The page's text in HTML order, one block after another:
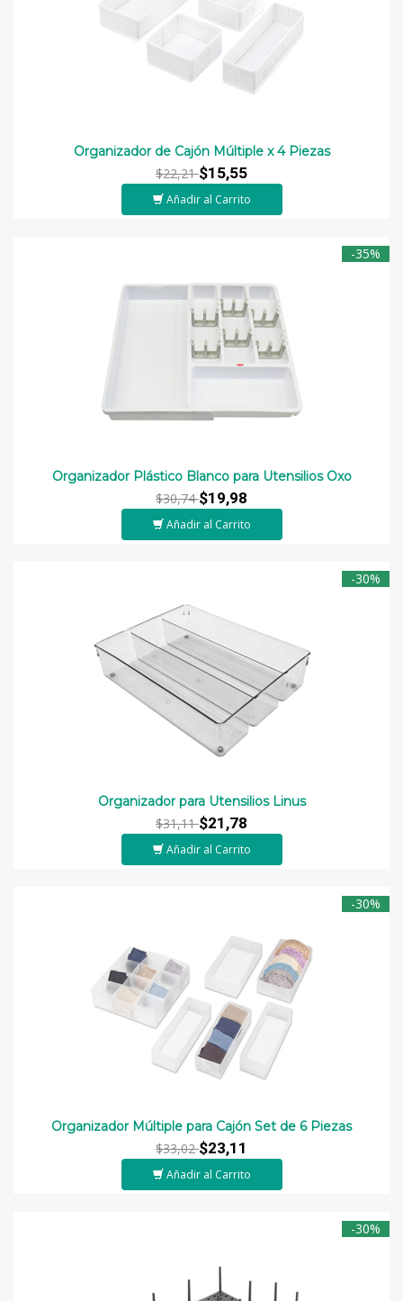
Organizador de Cajón Múltiple x 4 Piezas
$22,21$15,55
Añadir al Carrito
-35%
Organizador Plástico Blanco para Utensilios Oxo
$30,74$19,98
Añadir al Carrito
-30%
Organizador para Utensilios Linus
$31,11$21,78
Añadir al Carrito
-30%
Organizador Múltiple para Cajón Set de 6 Piezas
$33,02$23,11
Añadir al Carrito
-30%